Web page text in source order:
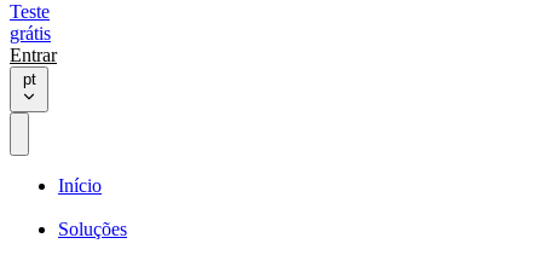
Teste
grátis
Entrar
pt
Início
Soluções